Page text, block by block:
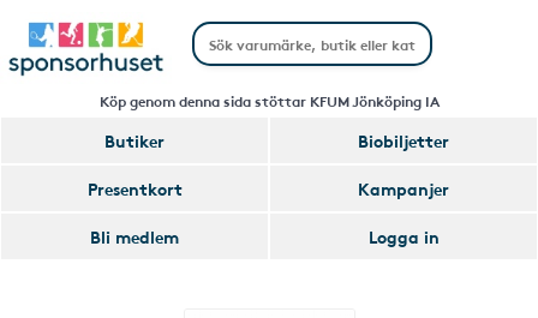
Köp genom denna sida stöttar KFUM Jönköping IA
Butiker
Biobiljetter
Presentkort
Kampanjer
Bli medlem
Logga in